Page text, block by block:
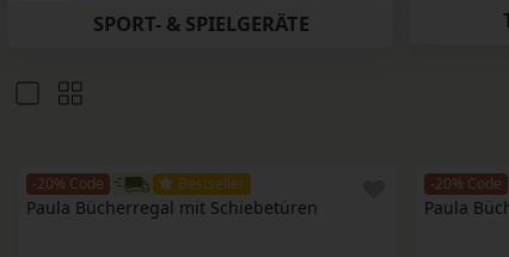
SPORT- & SPIELGERÄTE
-20% Code Bestseller
Paula Bücherregal mit Schiebetüren
-20% Code
Paula